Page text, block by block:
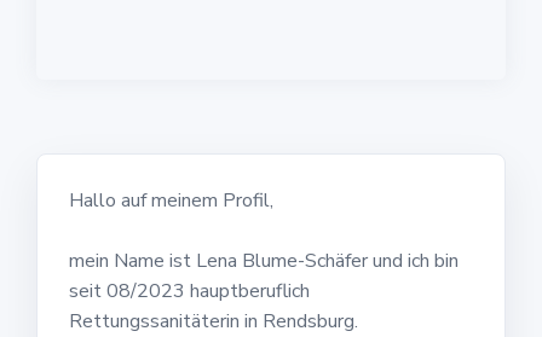
Hallo auf meinem Profil,
mein Name ist Lena Blume-Schäfer und ich bin
seit 08/2023 hauptberuflich
Rettungssanitäterin in Rendsburg.